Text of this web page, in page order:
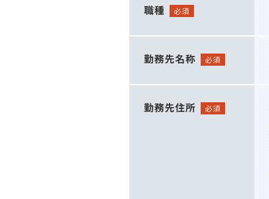
職種 必須
勤務先名称 必須
勤務先住所 必須